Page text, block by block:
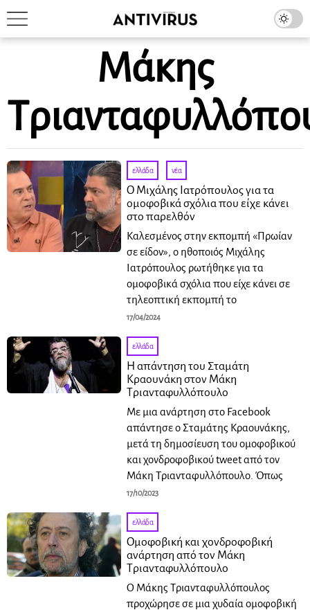
Μάκης
ελλάδα · νέα
Ο Μιχάλης Ιατρόπουλος για τα
ομοφοβικά σχόλια που είχε κάνει
στο παρελθόν
Καλεσμένος στην εκπομπή «Πρωίαν
σε είδον», ο ηθοποιός Μιχάλης
Ιατρόπουλος ρωτήθηκε για τα
ομοφοβικά σχόλια που είχε κάνει σε
τηλεοπτική εκπομπή το
17/04/2024
ελλάδα
Η απάντηση του Σταμάτη
Κραουνάκη στον Μάκη
Τριανταφυλλόπουλο
Με μια ανάρτηση στο Facebook
απάντησε ο Σταμάτης Κραουνάκης,
μετά τη δημοσίευση του ομοφοβικού
και χονδροφοβικού tweet από τον
Μάκη Τριανταφυλλόπουλο. Όπως
17/10/2023
ελλάδα
Ομοφοβική και χονδροφοβική
ανάρτηση από τον Μάκη
Τριανταφυλλόπουλο
Ο Μάκης Τριανταφυλλόπουλος
προχώρησε σε μια χυδαία ομοφοβική